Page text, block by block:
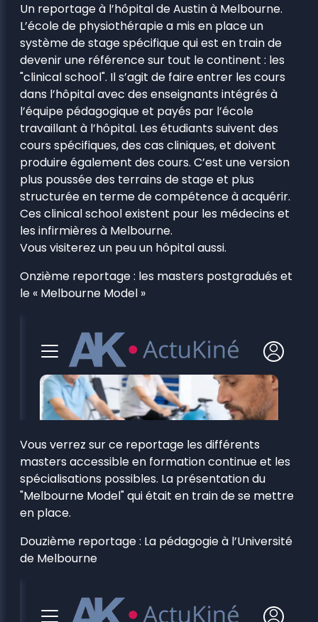
Un reportage à l’hôpital de Austin à Melbourne.
L’école de physiothérapie a mis en place un
système de stage spécifique qui est en train de
devenir une référence sur tout le continent : les
"clinical school". Il s’agit de faire entrer les cours
dans l’hôpital avec des enseignants intégrés à
l’équipe pédagogique et payés par l’école
travaillant à l’hôpital. Les étudiants suivent des
cours spécifiques, des cas cliniques, et doivent
produire également des cours. C’est une version
plus poussée des terrains de stage et plus
structurée en terme de compétence à acquérir.
Ces clinical school existent pour les médecins et
les infirmières à Melbourne.
Vous visiterez un peu un hôpital aussi.
Onzième reportage : les masters postgradués et
le « Melbourne Model »
Vous verrez sur ce reportage les différents
masters accessible en formation continue et les
spécialisations possibles. La présentation du
"Melbourne Model" qui était en train de se mettre
en place.
Douzième reportage : La pédagogie à l’Université
de Melbourne